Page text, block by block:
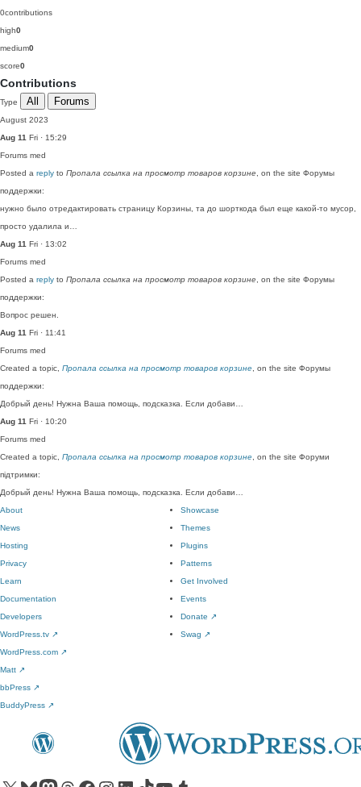
0contributions
high0
medium0
score0
Contributions
Type All Forums
August 2023
Aug 11 Fri · 15:29
Forums med
Posted a reply to Пропала ссылка на просмотр товаров корзине , on the site Форумы
поддержки:
нужно было отредактировать страницу Корзины, та до шорткода был еще какой-то мусор,
просто удалила и…
Aug 11 Fri · 13:02
Forums med
Posted a reply to Пропала ссылка на просмотр товаров корзине , on the site Форумы
поддержки:
Вопрос решен.
Aug 11 Fri · 11:41
Forums med
Created a topic, Пропала ссылка на просмотр товаров корзине , on the site Форумы
поддержки:
Добрый день! Нужна Ваша помощь, подсказка. Если добави…
Aug 11 Fri · 10:20
Forums med
Created a topic, Пропала ссылка на просмотр товаров корзине , on the site Форуми
підтримки:
Добрый день! Нужна Ваша помощь, подсказка. Если добави…
About
News
Hosting
Privacy
Showcase
Themes
Plugins
Patterns
Learn
Documentation
Developers
WordPress.tv ↗
Get Involved
Events
Donate ↗
Swag ↗
WordPress.com ↗
Matt ↗
bbPress ↗
BuddyPress ↗